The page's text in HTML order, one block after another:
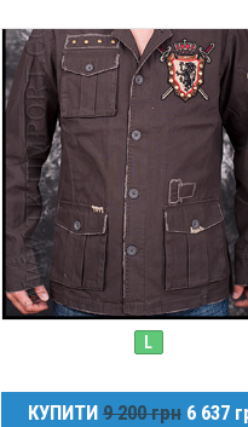
L
КУПИТИ 9 200 грн 6 637